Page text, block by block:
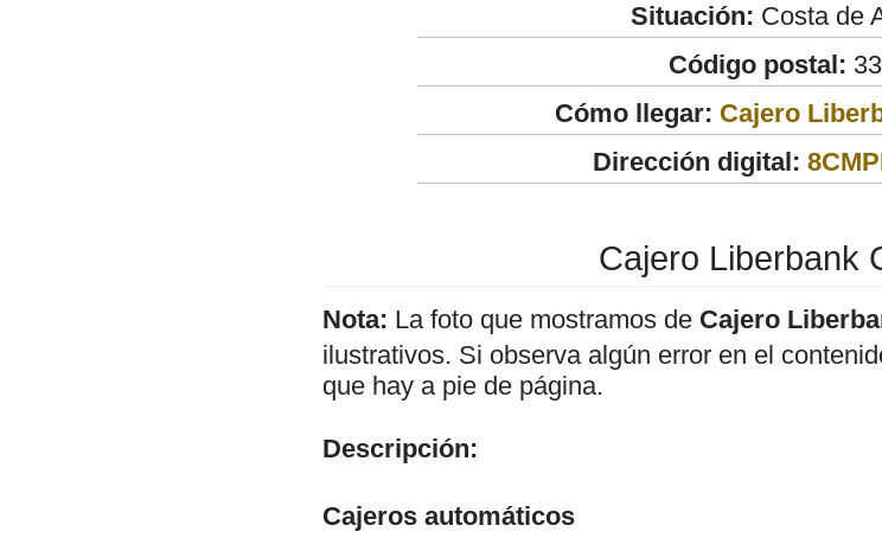
Situación: Costa de
Código postal:
Cómo llegar: Cajero
Dirección digital:
Cajero Liberbank
Nota: La foto que mostramos de Cajero
ilustrativos. Si observa algún error en el
que hay a pie de página.
Descripción:
Cajeros automáticos